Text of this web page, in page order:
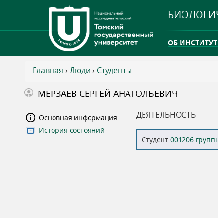
ОБ
ТГУ ОТКРЫЛ
В
ы
з
Главная › Люди › Студенты
МЕРЗАЕВ СЕРГЕЙ АНАТОЛЬЕВИЧ
Основная информация
История состояний
ДЕЯТЕЛЬНОСТЬ
Студент 001206